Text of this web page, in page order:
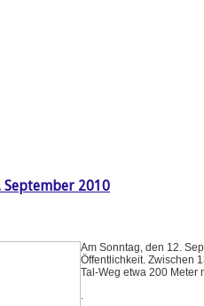
September 2010
Am Sonntag, den 12.
Öffentlichkeit. Zwischen
Tal-Weg etwa 200 Meter
.